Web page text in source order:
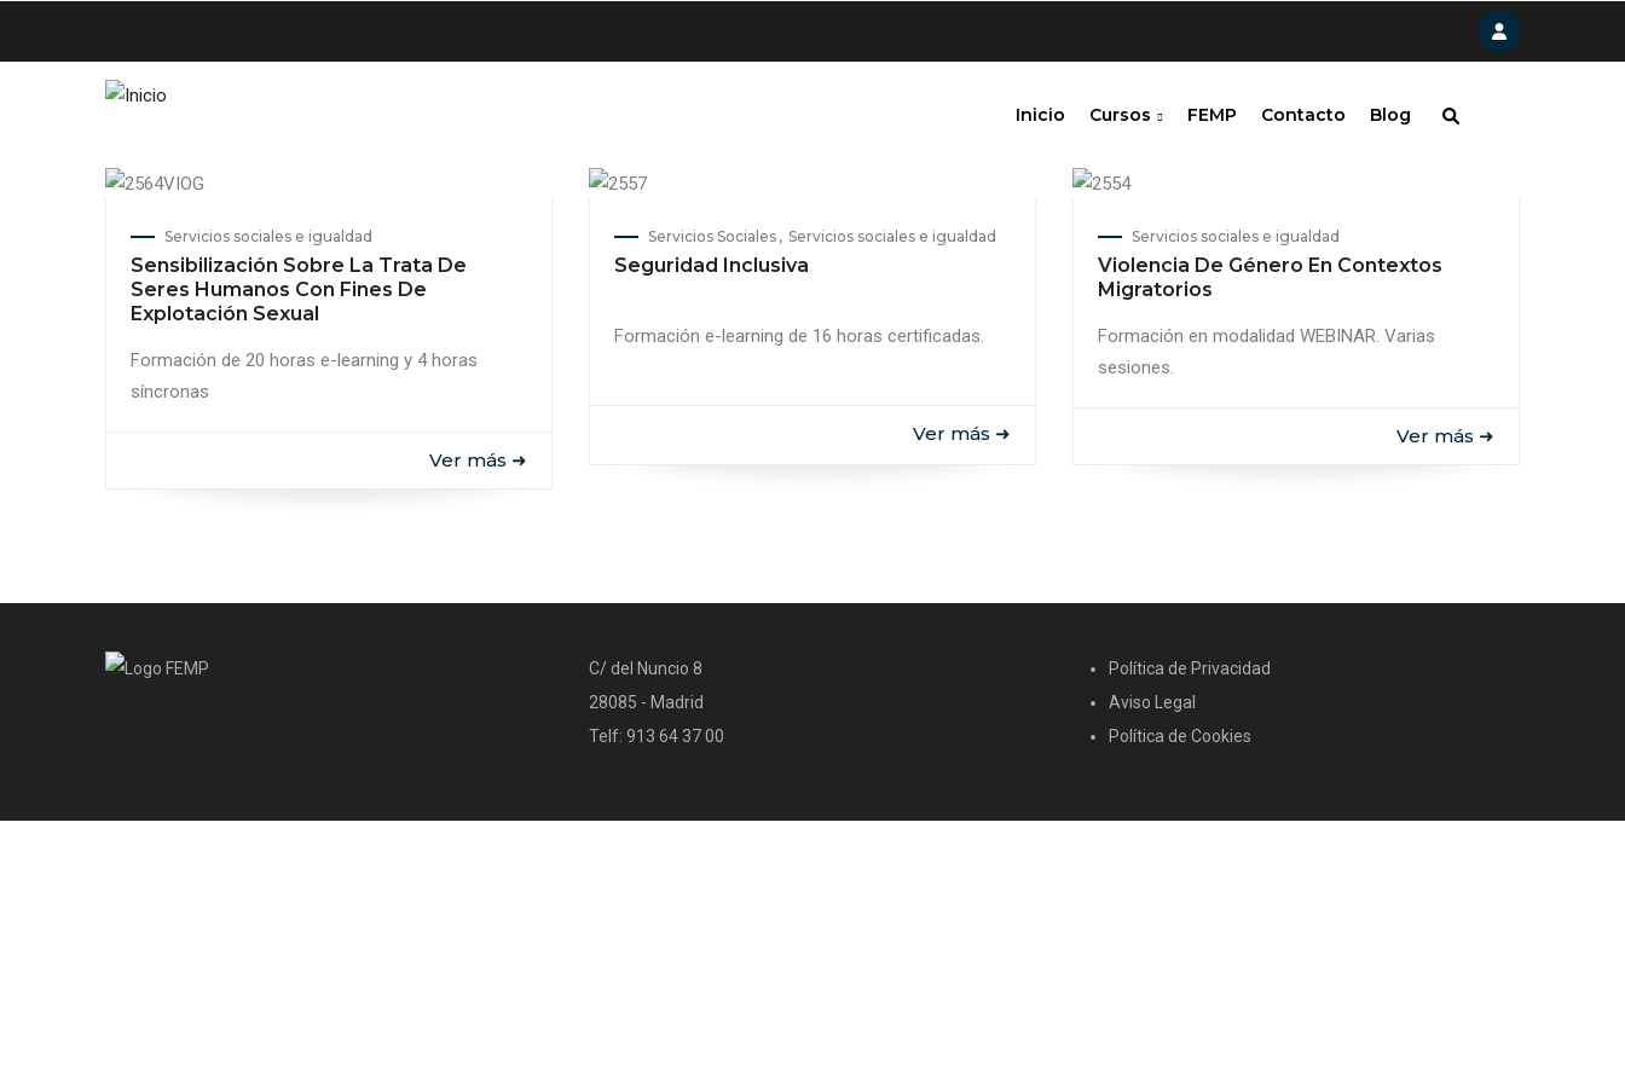
Inicio Cursos FEMP Contacto Blog
Servicios sociales e igualdad
Sensibilización Sobre La Trata De
Seres Humanos Con Fines De
Explotación Sexual
Formación de 20 horas e-learning y 4 horas
síncronas
Ver más ➜
Servicios Sociales Servicios sociales e igualdad
Seguridad Inclusiva
Formación e-learning de 16 horas certificadas.
Ver más ➜
Servicios sociales e igualdad
Violencia De Género En Contextos
Migratorios
Formación en modalidad WEBINAR. Varias
sesiones.
Ver más ➜
C/ del Nuncio 8
28085 - Madrid
Telf: 913 64 37 00
Política de Privacidad
Aviso Legal
Política de Cookies